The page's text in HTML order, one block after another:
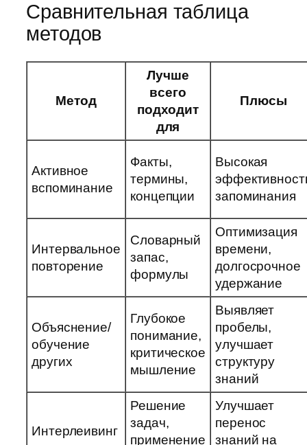
Сравнительная таблица
методов
Метод
Лучше
всего
подходит
для
Плюсы
Активное
вспоминание
Факты,
термины,
концепции
Высокая
запоминания
Интервальное
повторение
Словарный
запас,
формулы
Оптимизация
времени,
долгосрочное
удержание
Объяснение/
обучение
других
Глубокое
понимание,
критическое
мышление
Выявляет
пробелы,
улучшает
структуру
знаний
Интерлеивинг
Решение
задач,
применение
Улучшает
перенос
знаний на